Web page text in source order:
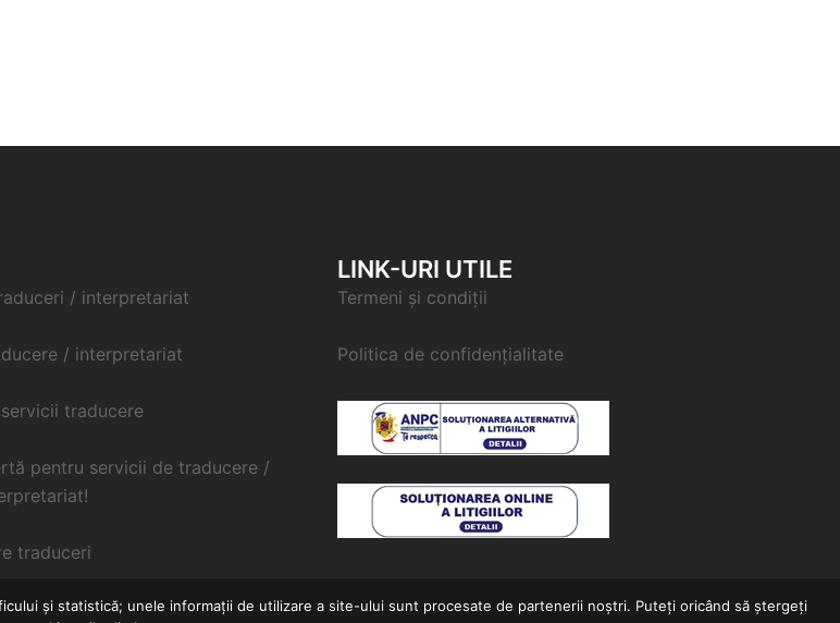
/ interpretariat
/ interpretariat
traducere
pentru servicii de traducere /
traduceri
LINK-URI UTILE
Termeni și condiții
Politica de confidențialitate
și statistică; unele informații de utilizare a site-ului sunt procesate de partenerii noștri. Puteți oricând să ștergeți